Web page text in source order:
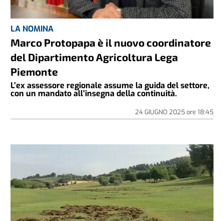
LA NOMINA
Marco Protopapa è il nuovo coordinatore
del Dipartimento Agricoltura Lega
Piemonte
L’ex assessore regionale assume la guida del settore,
con un mandato all’insegna della continuità.
24 GIUGNO 2025ore 18:45